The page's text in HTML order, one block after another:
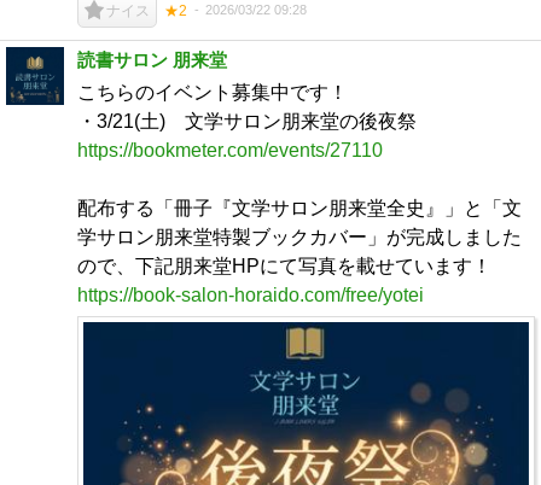
ナイス ★2 2026/03/22 09:28
読書サロン 朋来堂
こちらのイベント募集中です！
・3/21(土) 文学サロン朋来堂の後夜祭
https://bookmeter.com/events/27110
配布する「冊子『文学サロン朋来堂全史』」と「文
学サロン朋来堂特製ブックカバー」が完成しました
ので、下記朋来堂HPにて写真を載せています！
https://book-salon-horaido.com/free/yotei